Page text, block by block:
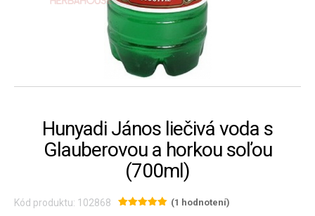
Hunyadi János liečivá voda s
Glauberovou a horkou soľou
(700ml)
Kód produktu: 102868 (1 hodnotení)